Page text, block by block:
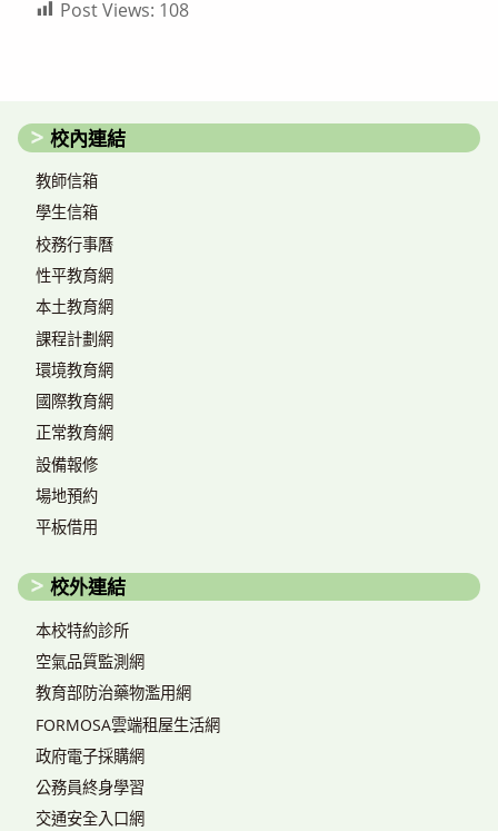
Post Views: 108
校內連結
教師信箱
學生信箱
校務行事曆
性平教育網
本土教育網
課程計劃網
環境教育網
國際教育網
正常教育網
設備報修
場地預約
平板借用
校外連結
本校特約診所
空氣品質監測網
教育部防治藥物濫用網
FORMOSA雲端租屋生活網
政府電子採購網
公務員終身學習
交通安全入口網